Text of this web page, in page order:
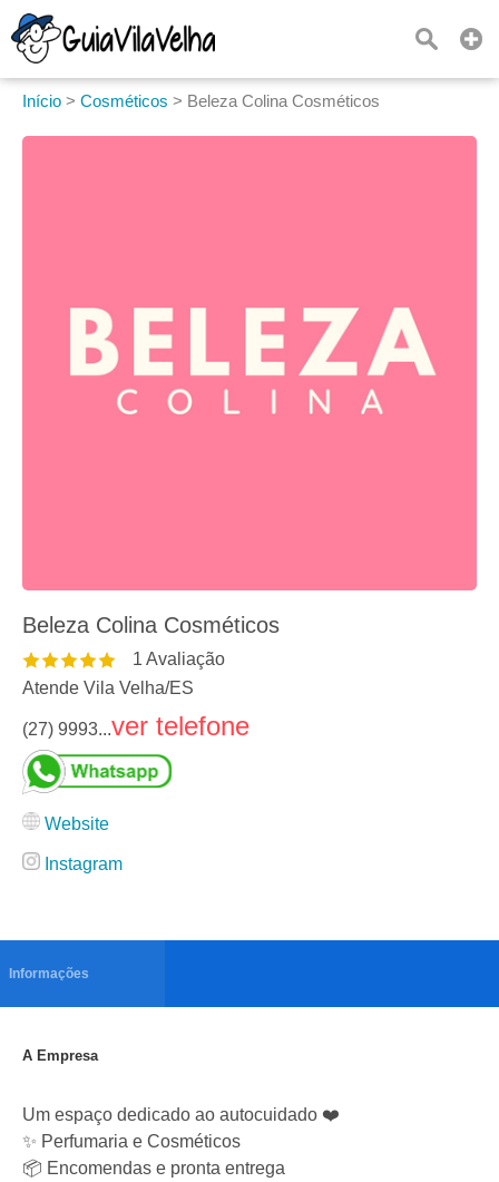
Início > Cosméticos > Beleza Colina Cosméticos
Beleza Colina Cosméticos
1 Avaliação
Atende Vila Velha/ES
(27) 9993...ver telefone
Website
Instagram
Informações
A Empresa
Um espaço dedicado ao autocuidado ❤️
✨ Perfumaria e Cosméticos
📦 Encomendas e pronta entrega